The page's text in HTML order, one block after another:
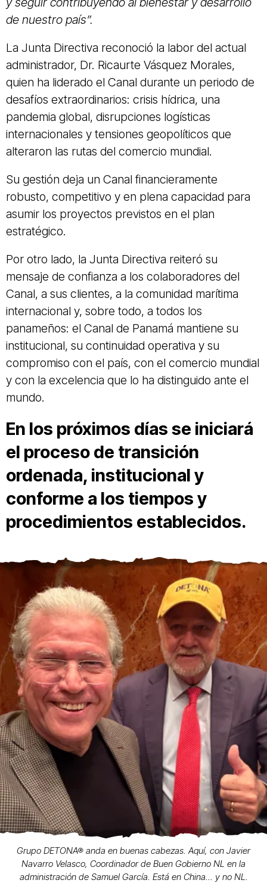
de nuestro país”.
La Junta Directiva reconoció la labor del actual
administrador, Dr. Ricaurte Vásquez Morales,
quien ha liderado el Canal durante un periodo de
desafíos extraordinarios: crisis hídrica, una
pandemia global, disrupciones logísticas
internacionales y tensiones geopolíticos que
alteraron las rutas del comercio mundial.
Su gestión deja un Canal financieramente
robusto, competitivo y en plena capacidad para
asumir los proyectos previstos en el plan
estratégico.
Por otro lado, la Junta Directiva reiteró su
mensaje de confianza a los colaboradores del
Canal, a sus clientes, a la comunidad marítima
internacional y, sobre todo, a todos los
panameños: el Canal de Panamá mantiene su
institucional, su continuidad operativa y su
compromiso con el país, con el comercio mundial
y con la excelencia que lo ha distinguido ante el
mundo.
En los próximos días se iniciará
el proceso de transición
ordenada, institucional y
conforme a los tiempos y
procedimientos establecidos.
Grupo DETONA® anda en buenas cabezas. Aquí, con Javier
Navarro Velasco, Coordinador de Buen Gobierno NL en la
administración de Samuel García. Está en China... y no NL.